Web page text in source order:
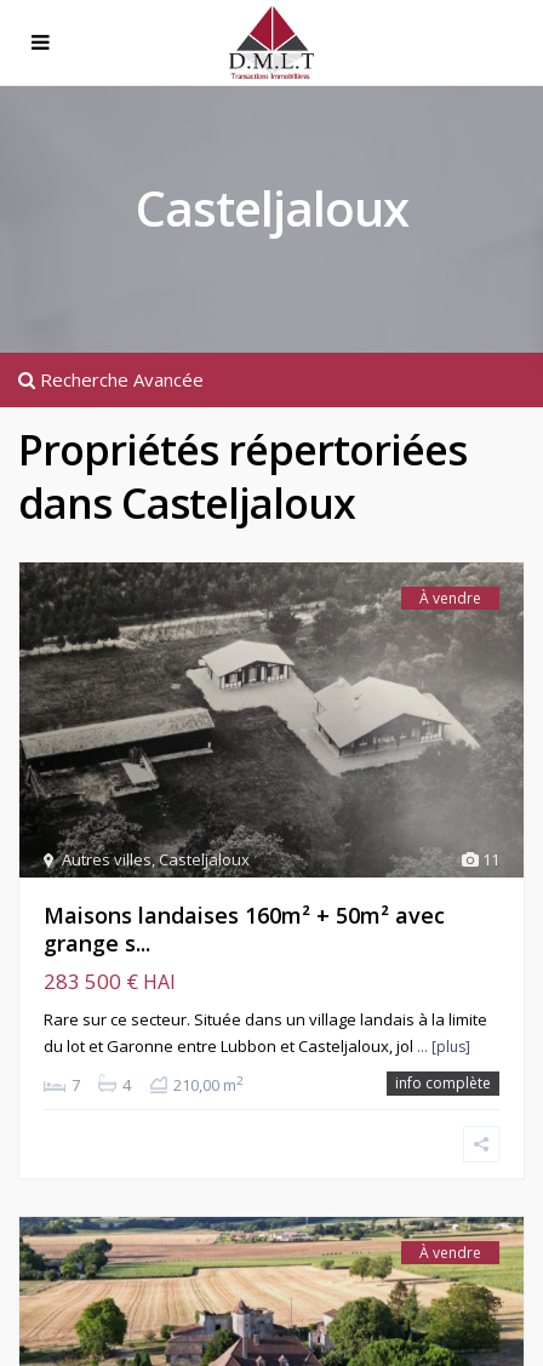
Casteljaloux
Recherche Avancée
Propriétés répertoriées
dans Casteljaloux
11
Autres villes,Casteljaloux
À vendre
Maisons landaises 160m² + 50m² avec
grange s...
283 500 € HAI
Rare sur ce secteur. Située dans un village landais à la limite
du lot et Garonne entre Lubbon et Casteljaloux, jol … [plus]
7 4 210,00 m2 info complète
À vendre